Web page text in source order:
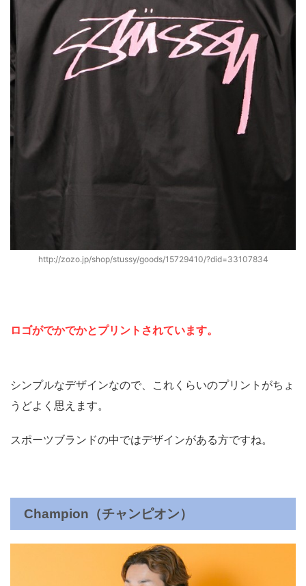
http://zozo.jp/shop/stussy/goods/15729410/?did=33107834
ロゴがでかでかとプリントされています。
シンプルなデザインなので、これくらいのプリントがちょ
うどよく思えます。
スポーツブランドの中ではデザインがある方ですね。
Champion（チャンピオン）